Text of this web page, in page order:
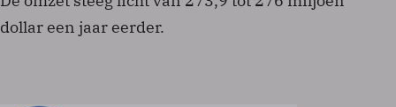
dollar een jaar eerder.